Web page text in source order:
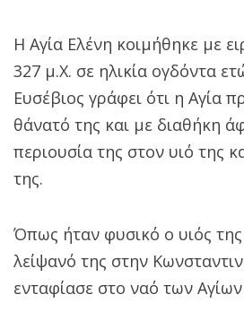
Η Αγία Ελένη κοιμήθηκε με
327 μ.Χ. σε ηλικία ογδόντα
Ευσέβιος γράφει ότι η Αγία
θάνατό της και με διαθήκη
περιουσία της στον υιό της
της.
Όπως ήταν φυσικό ο υιός της
λείψανό της στην
ενταφίασε στο ναό των